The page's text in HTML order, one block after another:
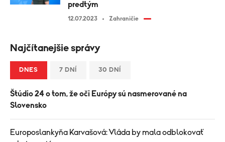
predtým
12.07.2023 Zahraničie
Najčítanejšie správy
DNES 7 DNÍ 30 DNÍ
Štúdio 24 o tom, že oči Európy sú nasmerované na
Slovensko
Europoslankyňa Karvašová: Vláda by mala odblokovať